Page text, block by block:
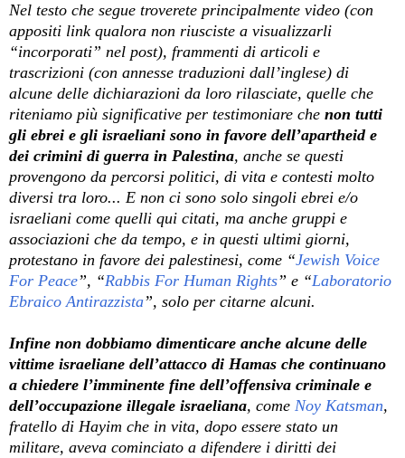
Nel testo che segue troverete principalmente video (con
appositi link qualora non riusciste a visualizzarli
“incorporati” nel post), frammenti di articoli e
trascrizioni (con annesse traduzioni dall’inglese) di
alcune delle dichiarazioni da loro rilasciate, quelle che
riteniamo più significative per testimoniare che non tutti
gli ebrei e gli israeliani sono in favore dell’apartheid e
dei crimini di guerra in Palestina, anche se questi
provengono da percorsi politici, di vita e contesti molto
diversi tra loro... E non ci sono solo singoli ebrei e/o
israeliani come quelli qui citati, ma anche gruppi e
associazioni che da tempo, e in questi ultimi giorni,
protestano in favore dei palestinesi, come “Jewish Voice
For Peace”, “Rabbis For Human Rights” e “Laboratorio
Ebraico Antirazzista”, solo per citarne alcuni.
Infine non dobbiamo dimenticare anche alcune delle
vittime israeliane dell’attacco di Hamas che continuano
a chiedere l’imminente fine dell’offensiva criminale e
dell’occupazione illegale israeliana, come Noy Katsman,
fratello di Hayim che in vita, dopo essere stato un
militare, aveva cominciato a difendere i diritti dei